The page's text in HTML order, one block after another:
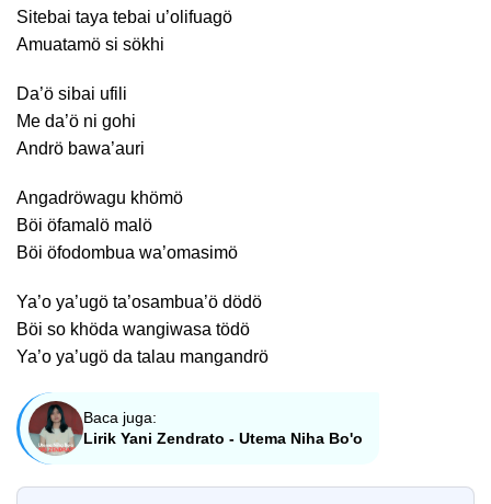
Sitebai taya tebai u’olifuagö
Amuatamö si sökhi
Da’ö sibai ufili
Me da’ö ni gohi
Andrö bawa’auri
Angadröwagu khömö
Böi öfamalö malö
Böi öfodombua wa’omasimö
Ya’o ya’ugö ta’osambua’ö dödö
Böi so khöda wangiwasa tödö
Ya’o ya’ugö da talau mangandrö
Baca juga:
Lirik Yani Zendrato - Utema Niha Bo'o